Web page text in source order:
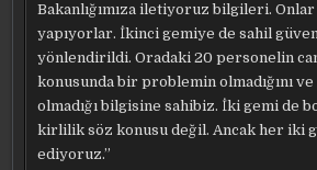
Bakanlığımıza iletiyoruz bilgileri.
yapıyorlar. İkinci gemiye de sahil
yönlendirildi. Oradaki 20 personelin
konusunda bir problemin olmadığını
olmadığı bilgisine sahibiz. İki gemi de
kirlilik söz konusu değil. Ancak her iki
ediyoruz.”